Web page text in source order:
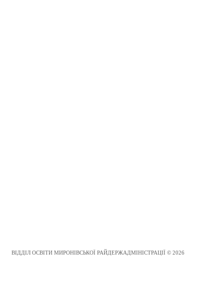
ВІДДІЛ ОСВІТИ МИРОНІВСЬКОЇ РАЙДЕРЖАДМІНІСТРАЦІЇ © 2026